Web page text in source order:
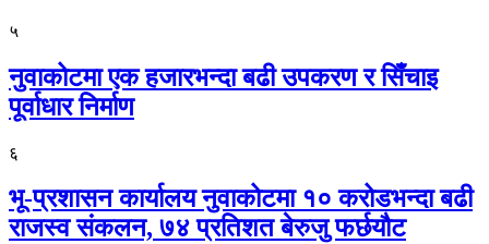
५
नुवाकोटमा एक हजारभन्दा बढी उपकरण र सिँचाइ
पूर्वाधार निर्माण
६
भू-प्रशासन कार्यालय नुवाकोटमा १० करोडभन्दा बढी
राजस्व संकलन, ७४ प्रतिशत बेरुजु फर्छयौट